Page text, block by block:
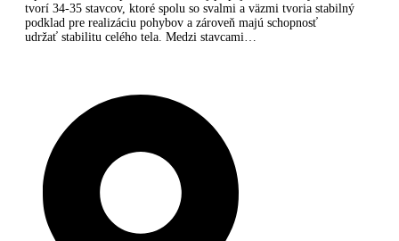
tvorí 34-35 stavcov, ktoré spolu so svalmi a väzmi tvoria stabilný
podklad pre realizáciu pohybov a zároveň majú schopnosť
udržať stabilitu celého tela. Medzi stavcami…